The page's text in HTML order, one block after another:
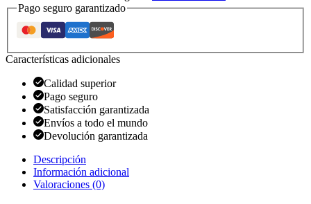
Pago seguro garantizado
Características adicionales
Calidad superior
Pago seguro
Satisfacción garantizada
Envíos a todo el mundo
Devolución garantizada
Descripción
Información adicional
Valoraciones (0)